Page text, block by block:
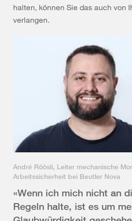
halten, können Sie das auch von
verlangen.
André Röösli, Leiter mechanische
Arbeitssicherheit bei Beutler Nova
«Wenn ich mich nicht an
Regeln halte, ist es um